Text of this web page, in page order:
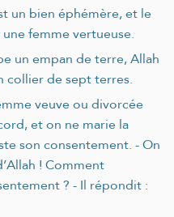
un bien éphémère, et le
femme vertueuse.
un empan de terre, Allah
collier de sept terres.
veuve ou divorcée
et on ne marie la
son consentement. - On
! Comment
? - Il répondit :